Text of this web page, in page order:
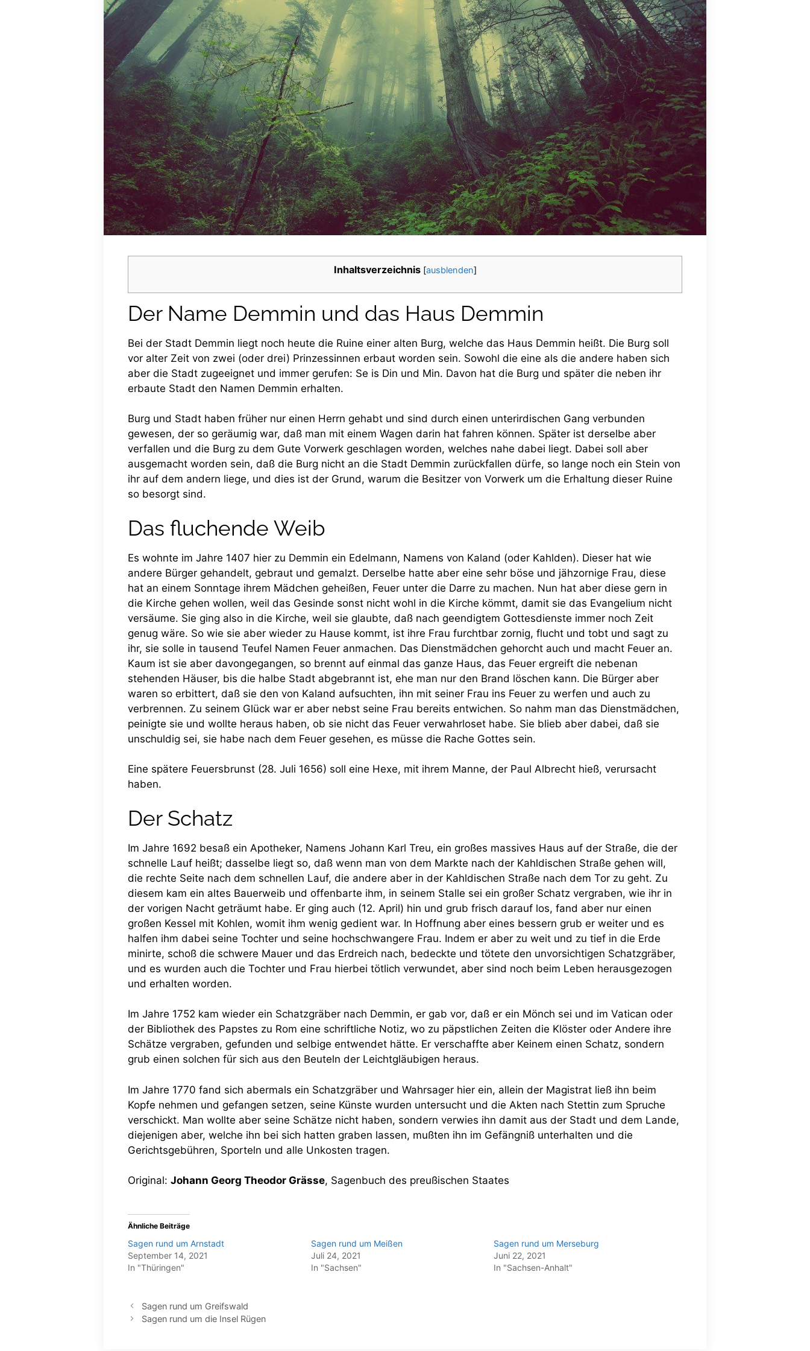
Inhaltsverzeichnis [ausblenden]
Der Name Demmin und das Haus Demmin
Bei der Stadt Demmin liegt noch heute die Ruine einer alten Burg, welche das Haus Demmin heißt. Die Burg soll
vor alter Zeit von zwei (oder drei) Prinzessinnen erbaut worden sein. Sowohl die eine als die andere haben sich
aber die Stadt zugeeignet und immer gerufen: Se is Din und Min. Davon hat die Burg und später die neben ihr
erbaute Stadt den Namen Demmin erhalten.
Burg und Stadt haben früher nur einen Herrn gehabt und sind durch einen unterirdischen Gang verbunden
gewesen, der so geräumig war, daß man mit einem Wagen darin hat fahren können. Später ist derselbe aber
verfallen und die Burg zu dem Gute Vorwerk geschlagen worden, welches nahe dabei liegt. Dabei soll aber
ausgemacht worden sein, daß die Burg nicht an die Stadt Demmin zurückfallen dürfe, so lange noch ein Stein von
ihr auf dem andern liege, und dies ist der Grund, warum die Besitzer von Vorwerk um die Erhaltung dieser Ruine
so besorgt sind.
Das fluchende Weib
Es wohnte im Jahre 1407 hier zu Demmin ein Edelmann, Namens von Kaland (oder Kahlden). Dieser hat wie
andere Bürger gehandelt, gebraut und gemalzt. Derselbe hatte aber eine sehr böse und jähzornige Frau, diese
hat an einem Sonntage ihrem Mädchen geheißen, Feuer unter die Darre zu machen. Nun hat aber diese gern in
die Kirche gehen wollen, weil das Gesinde sonst nicht wohl in die Kirche kömmt, damit sie das Evangelium nicht
versäume. Sie ging also in die Kirche, weil sie glaubte, daß nach geendigtem Gottesdienste immer noch Zeit
genug wäre. So wie sie aber wieder zu Hause kommt, ist ihre Frau furchtbar zornig, flucht und tobt und sagt zu
ihr, sie solle in tausend Teufel Namen Feuer anmachen. Das Dienstmädchen gehorcht auch und macht Feuer an.
Kaum ist sie aber davongegangen, so brennt auf einmal das ganze Haus, das Feuer ergreift die nebenan
stehenden Häuser, bis die halbe Stadt abgebrannt ist, ehe man nur den Brand löschen kann. Die Bürger aber
waren so erbittert, daß sie den von Kaland aufsuchten, ihn mit seiner Frau ins Feuer zu werfen und auch zu
verbrennen. Zu seinem Glück war er aber nebst seine Frau bereits entwichen. So nahm man das Dienstmädchen,
peinigte sie und wollte heraus haben, ob sie nicht das Feuer verwahrloset habe. Sie blieb aber dabei, daß sie
unschuldig sei, sie habe nach dem Feuer gesehen, es müsse die Rache Gottes sein.
Eine spätere Feuersbrunst (28. Juli 1656) soll eine Hexe, mit ihrem Manne, der Paul Albrecht hieß, verursacht
haben.
Der Schatz
Im Jahre 1692 besaß ein Apotheker, Namens Johann Karl Treu, ein großes massives Haus auf der Straße, die der
schnelle Lauf heißt; dasselbe liegt so, daß wenn man von dem Markte nach der Kahldischen Straße gehen will,
die rechte Seite nach dem schnellen Lauf, die andere aber in der Kahldischen Straße nach dem Tor zu geht. Zu
diesem kam ein altes Bauerweib und offenbarte ihm, in seinem Stalle sei ein großer Schatz vergraben, wie ihr in
der vorigen Nacht geträumt habe. Er ging auch (12. April) hin und grub frisch darauf los, fand aber nur einen
großen Kessel mit Kohlen, womit ihm wenig gedient war. In Hoffnung aber eines bessern grub er weiter und es
halfen ihm dabei seine Tochter und seine hochschwangere Frau. Indem er aber zu weit und zu tief in die Erde
minirte, schoß die schwere Mauer und das Erdreich nach, bedeckte und tötete den unvorsichtigen Schatzgräber,
und es wurden auch die Tochter und Frau hierbei tötlich verwundet, aber sind noch beim Leben herausgezogen
und erhalten worden.
Im Jahre 1752 kam wieder ein Schatzgräber nach Demmin, er gab vor, daß er ein Mönch sei und im Vatican oder
der Bibliothek des Papstes zu Rom eine schriftliche Notiz, wo zu päpstlichen Zeiten die Klöster oder Andere ihre
Schätze vergraben, gefunden und selbige entwendet hätte. Er verschaffte aber Keinem einen Schatz, sondern
grub einen solchen für sich aus den Beuteln der Leichtgläubigen heraus.
Im Jahre 1770 fand sich abermals ein Schatzgräber und Wahrsager hier ein, allein der Magistrat ließ ihn beim
Kopfe nehmen und gefangen setzen, seine Künste wurden untersucht und die Akten nach Stettin zum Spruche
verschickt. Man wollte aber seine Schätze nicht haben, sondern verwies ihn damit aus der Stadt und dem Lande,
diejenigen aber, welche ihn bei sich hatten graben lassen, mußten ihn im Gefängniß unterhalten und die
Gerichtsgebühren, Sporteln und alle Unkosten tragen.
Original: Johann Georg Theodor Grässe, Sagenbuch des preußischen Staates
Ähnliche Beiträge
Sagen rund um Arnstadt
September 14, 2021
In "Thüringen"
Sagen rund um Meißen
Juli 24, 2021
In "Sachsen"
Sagen rund um Merseburg
Juni 22, 2021
In "Sachsen-Anhalt"
Sagen rund um Greifswald
Sagen rund um die Insel Rügen